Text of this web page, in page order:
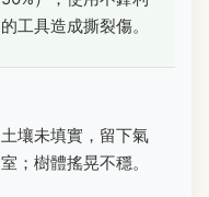
的工具造成撕裂傷。
土壤未填實，留下氣
室；樹體搖晃不穩。